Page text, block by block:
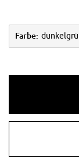
Farbe: